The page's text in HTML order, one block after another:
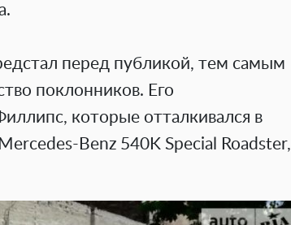
перед публикой, тем самым
поклонников. Его
которые отталкивался в
Benz 540K Special Roadster,